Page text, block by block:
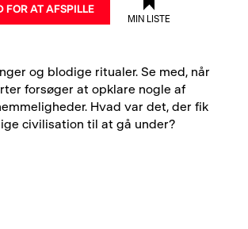
FOR AT AFSPILLE
MIN LISTE
og blodige ritualer. Se med, når
forsøger at opklare nogle af
Hvad var det, der fik
civilisation til at gå under?